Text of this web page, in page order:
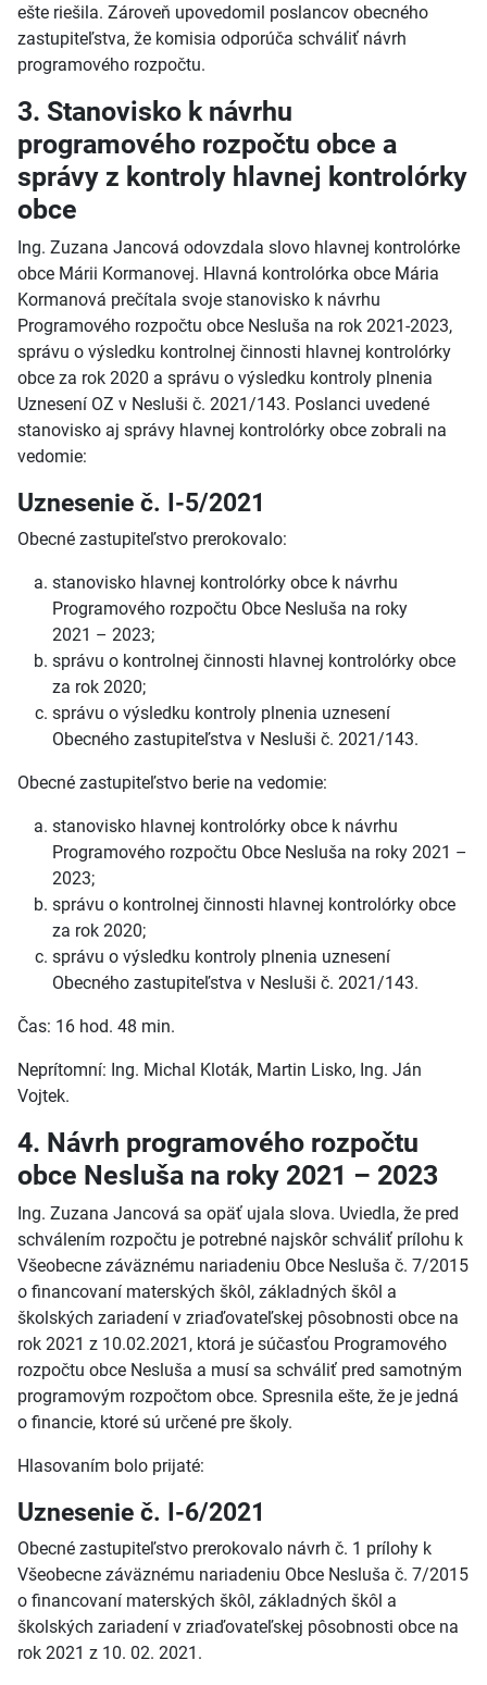
ešte riešila. Zároveň upovedomil poslancov obecného
zastupiteľstva, že komisia odporúča schváliť návrh
programového rozpočtu.
3. Stanovisko k návrhu
programového rozpočtu obce a
správy z kontroly hlavnej kontrolórky
obce
Ing. Zuzana Jancová odovzdala slovo hlavnej kontrolórke
obce Márii Kormanovej. Hlavná kontrolórka obce Mária
Kormanová prečítala svoje stanovisko k návrhu
Programového rozpočtu obce Nesluša na rok 2021-2023,
správu o výsledku kontrolnej činnosti hlavnej kontrolórky
obce za rok 2020 a správu o výsledku kontroly plnenia
Uznesení OZ v Nesluši č. 2021/143. Poslanci uvedené
stanovisko aj správy hlavnej kontrolórky obce zobrali na
vedomie:
Uznesenie č. I-5/2021
Obecné zastupiteľstvo prerokovalo:
stanovisko hlavnej kontrolórky obce k návrhu
Programového rozpočtu Obce Nesluša na roky
2021 – 2023;
správu o kontrolnej činnosti hlavnej kontrolórky obce
za rok 2020;
správu o výsledku kontroly plnenia uznesení
Obecného zastupiteľstva v Nesluši č. 2021/143.
Obecné zastupiteľstvo berie na vedomie:
stanovisko hlavnej kontrolórky obce k návrhu
Programového rozpočtu Obce Nesluša na roky 2021 –
2023;
správu o kontrolnej činnosti hlavnej kontrolórky obce
za rok 2020;
správu o výsledku kontroly plnenia uznesení
Obecného zastupiteľstva v Nesluši č. 2021/143.
Čas: 16 hod. 48 min.
Neprítomní: Ing. Michal Kloták, Martin Lisko, Ing. Ján
Vojtek.
4. Návrh programového rozpočtu
obce Nesluša na roky 2021 – 2023
Ing. Zuzana Jancová sa opäť ujala slova. Uviedla, že pred
schválením rozpočtu je potrebné najskôr schváliť prílohu k
Všeobecne záväznému nariadeniu Obce Nesluša č. 7/2015
o financovaní materských škôl, základných škôl a
školských zariadení v zriaďovateľskej pôsobnosti obce na
rok 2021 z 10.02.2021, ktorá je súčasťou Programového
rozpočtu obce Nesluša a musí sa schváliť pred samotným
programovým rozpočtom obce. Spresnila ešte, že je jedná
o financie, ktoré sú určené pre školy.
Hlasovaním bolo prijaté:
Uznesenie č. I-6/2021
Obecné zastupiteľstvo prerokovalo návrh č. 1 prílohy k
Všeobecne záväznému nariadeniu Obce Nesluša č. 7/2015
o financovaní materských škôl, základných škôl a
školských zariadení v zriaďovateľskej pôsobnosti obce na
rok 2021 z 10. 02. 2021.